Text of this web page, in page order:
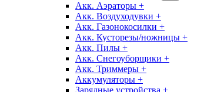
Акк. Аэраторы +
Акк. Воздуходувки +
Акк. Газонокосилки +
Акк. Кусторезы/ножницы +
Акк. Пилы +
Акк. Снегоуборщики +
Акк. Триммеры +
Аккумуляторы +
Зарядные устройства +